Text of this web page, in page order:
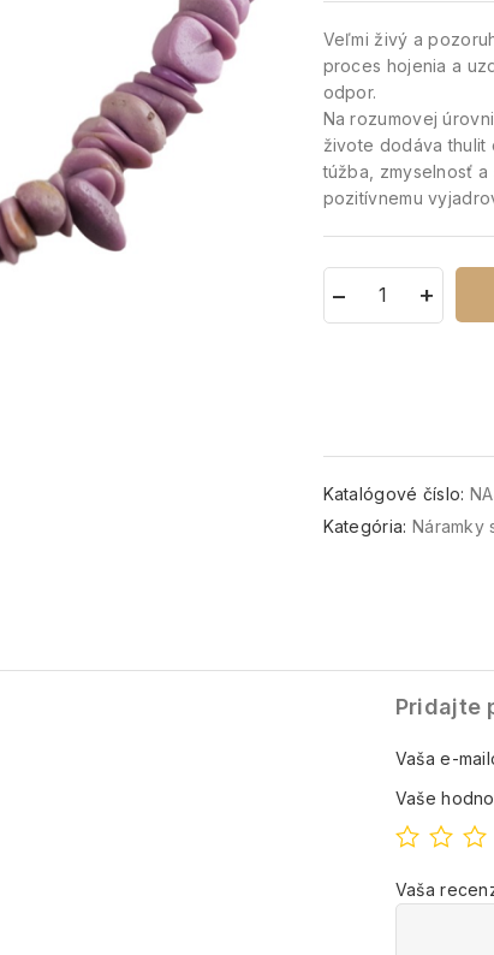
Veľmi živý a
proces hojenia a
odpor.
Na rozumovej
živote dodáva thulit
túžba, zmyselnosť
pozitívnemu
Katalógové číslo:
Kategória: Náramky
Pridajte
Vaša e-
Vaše
Vaša